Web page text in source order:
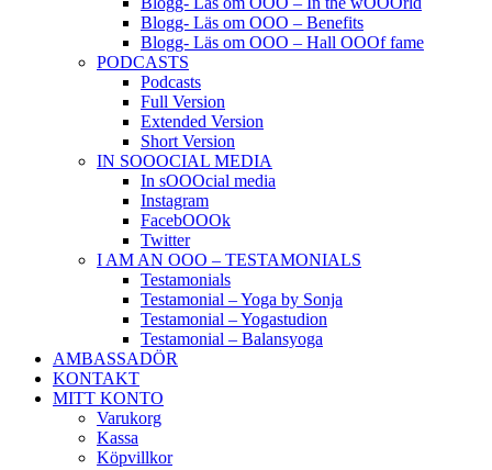
Blogg- Läs om OOO – Benefits
Blogg- Läs om OOO – Hall OOOf fame
PODCASTS
Podcasts
Full Version
Extended Version
Short Version
IN SOOOCIAL MEDIA
In sOOOcial media
Instagram
FacebOOOk
Twitter
I AM AN OOO – TESTAMONIALS
Testamonials
Testamonial – Yoga by Sonja
Testamonial – Yogastudion
Testamonial – Balansyoga
AMBASSADÖR
KONTAKT
MITT KONTO
Varukorg
Kassa
Köpvillkor